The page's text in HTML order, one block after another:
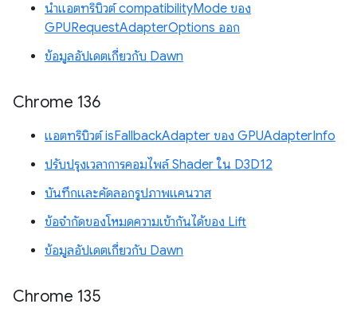
นำแอตทริบิวต์ compatibilityMode ของ
GPURequestAdapterOptions ออก
ข้อมูลอัปเดตเกี่ยวกับ Dawn
Chrome 136
แอตทริบิวต์ isFallbackAdapter ของ GPUAdapterInfo
ปรับปรุงเวลาการคอมไพล์ Shader ใน D3D12
บันทึกและคัดลอกรูปภาพแคนวาส
ข้อจำกัดของโหมดความเข้ากันได้ของ Lift
ข้อมูลอัปเดตเกี่ยวกับ Dawn
Chrome 135